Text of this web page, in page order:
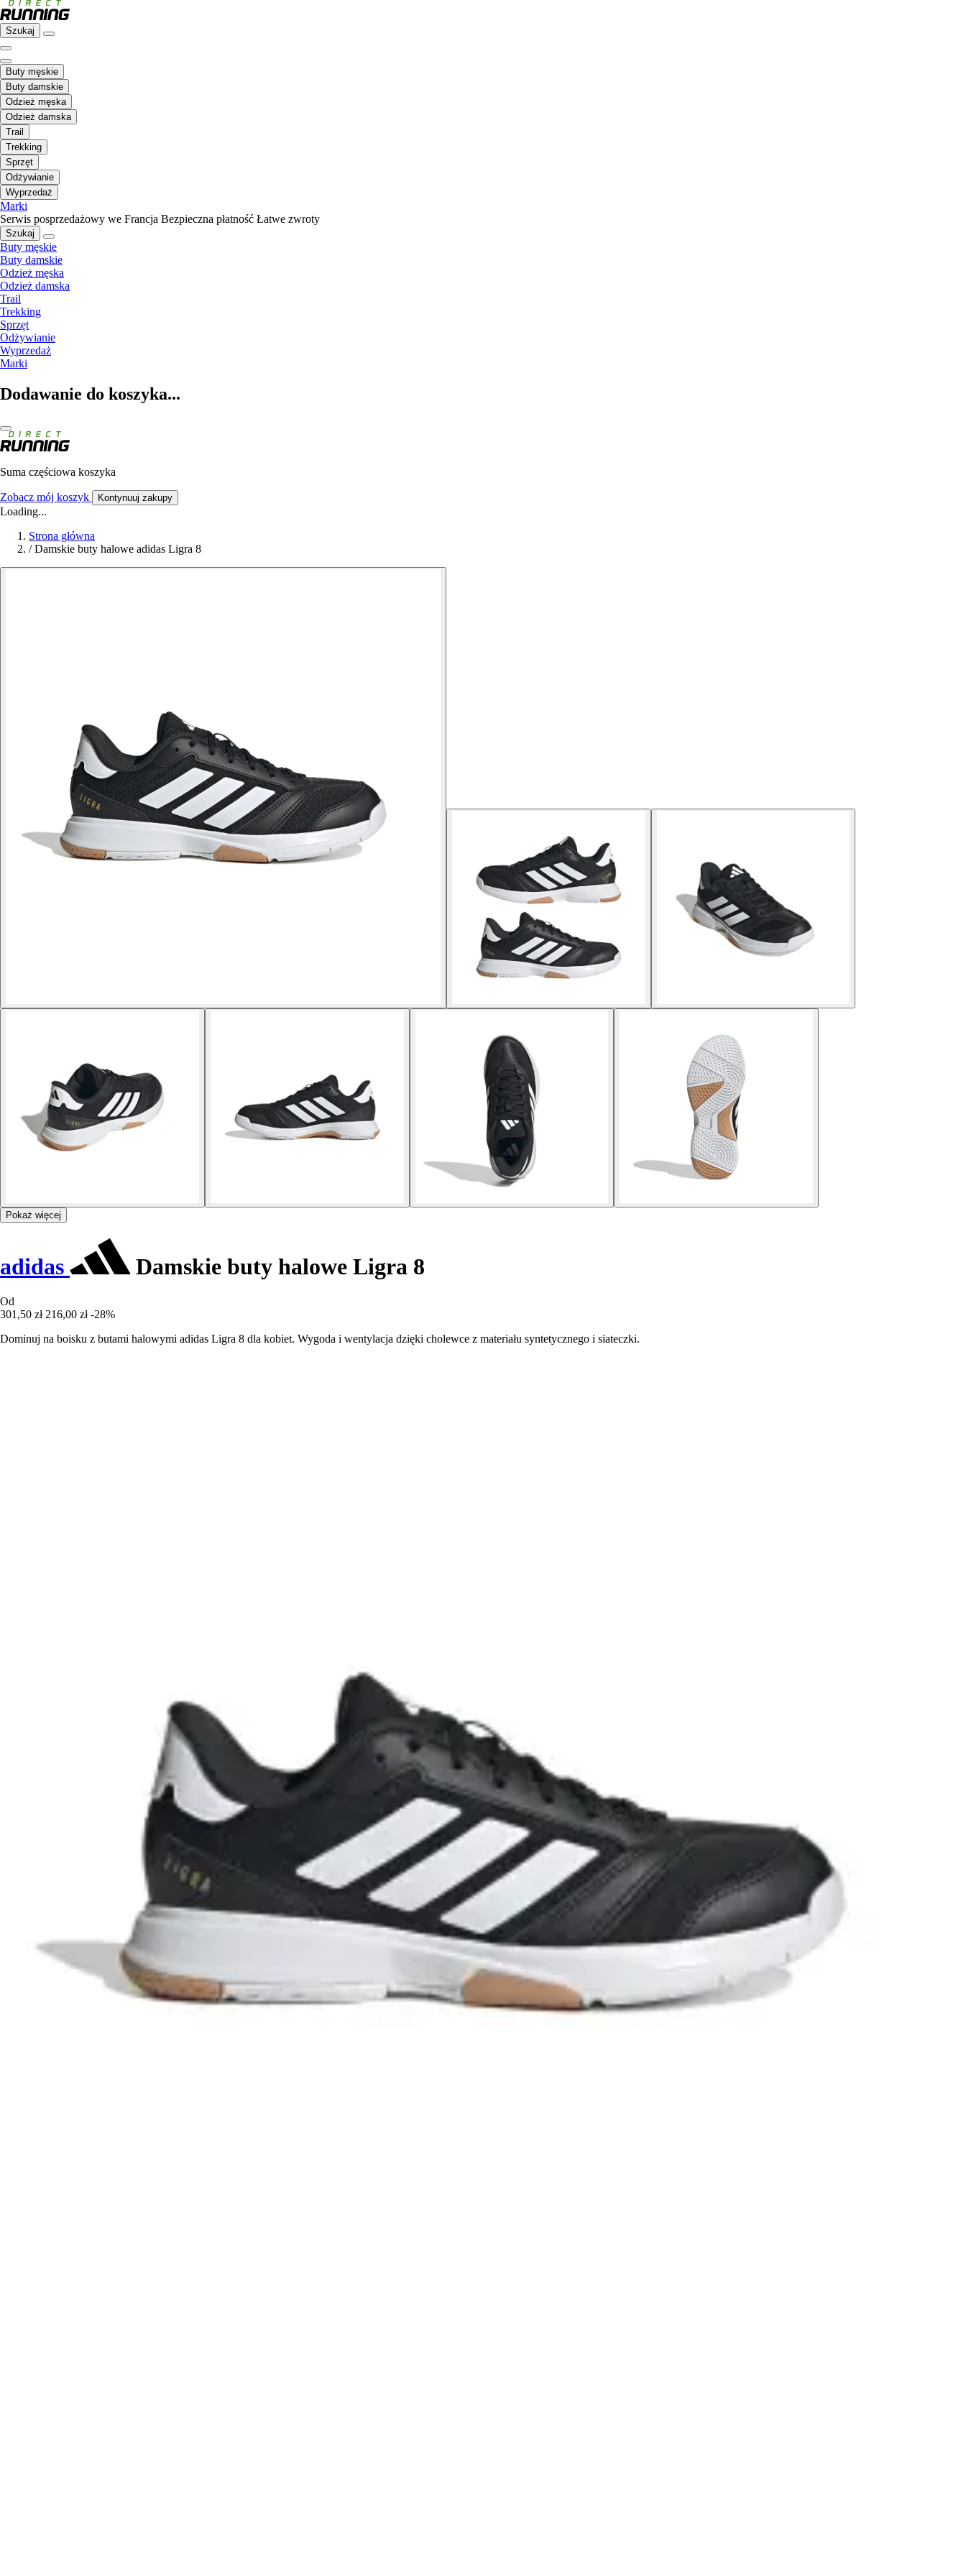
Szukaj
Buty męskie
Buty damskie
Odzież męska
Odzież damska
Trail
Trekking
Sprzęt
Odżywianie
Wyprzedaż
Marki
Serwis posprzedażowy we Francja Bezpieczna płatność Łatwe zwroty
Szukaj
Buty męskie
Buty damskie
Odzież męska
Odzież damska
Trail
Trekking
Sprzęt
Odżywianie
Wyprzedaż
Marki
Dodawanie do koszyka...
Suma częściowa koszyka
Zobacz mój koszyk Kontynuuj zakupy
Loading...
Strona główna
/ Damskie buty halowe adidas Ligra 8
Pokaż więcej
adidas Damskie buty halowe Ligra 8
Od
301,50 zł 216,00 zł -28%
Dominuj na boisku z butami halowymi adidas Ligra 8 dla kobiet. Wygoda i wentylacja dzięki cholewce z materiału syntetycznego i siateczki.